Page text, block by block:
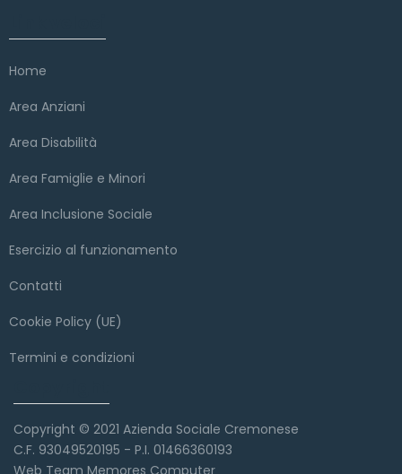
Home
Area Anziani
Area Disabilità
Area Famiglie e Minori
Area Inclusione Sociale
Esercizio al funzionamento
Contatti
Cookie Policy (UE)
Termini e condizioni
Copyright © 2021 Azienda Sociale Cremonese
C.F. 93049520195 - P.I. 01466360193
Web Team Memores Computer